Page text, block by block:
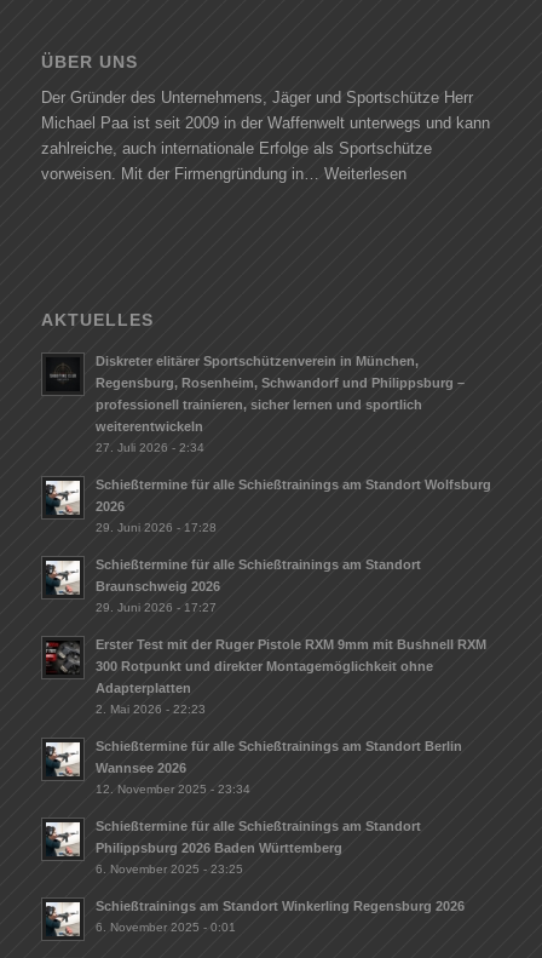
ÜBER UNS
Der Gründer des Unternehmens, Jäger und Sportschütze Herr
Michael Paa ist seit 2009 in der Waffenwelt unterwegs und kann
zahlreiche, auch internationale Erfolge als Sportschütze
vorweisen. Mit der Firmengründung in… Weiterlesen
AKTUELLES
Diskreter elitärer Sportschützenverein in München,
Regensburg, Rosenheim, Schwandorf und Philippsburg –
professionell trainieren, sicher lernen und sportlich
weiterentwickeln
27. Juli 2026 - 2:34
Schießtermine für alle Schießtrainings am Standort Wolfsburg
2026
29. Juni 2026 - 17:28
Schießtermine für alle Schießtrainings am Standort
Braunschweig 2026
29. Juni 2026 - 17:27
Erster Test mit der Ruger Pistole RXM 9mm mit Bushnell RXM
300 Rotpunkt und direkter Montagemöglichkeit ohne
Adapterplatten
2. Mai 2026 - 22:23
Schießtermine für alle Schießtrainings am Standort Berlin
Wannsee 2026
12. November 2025 - 23:34
Schießtermine für alle Schießtrainings am Standort
Philippsburg 2026 Baden Württemberg
6. November 2025 - 23:25
Schießtrainings am Standort Winkerling Regensburg 2026
6. November 2025 - 0:01